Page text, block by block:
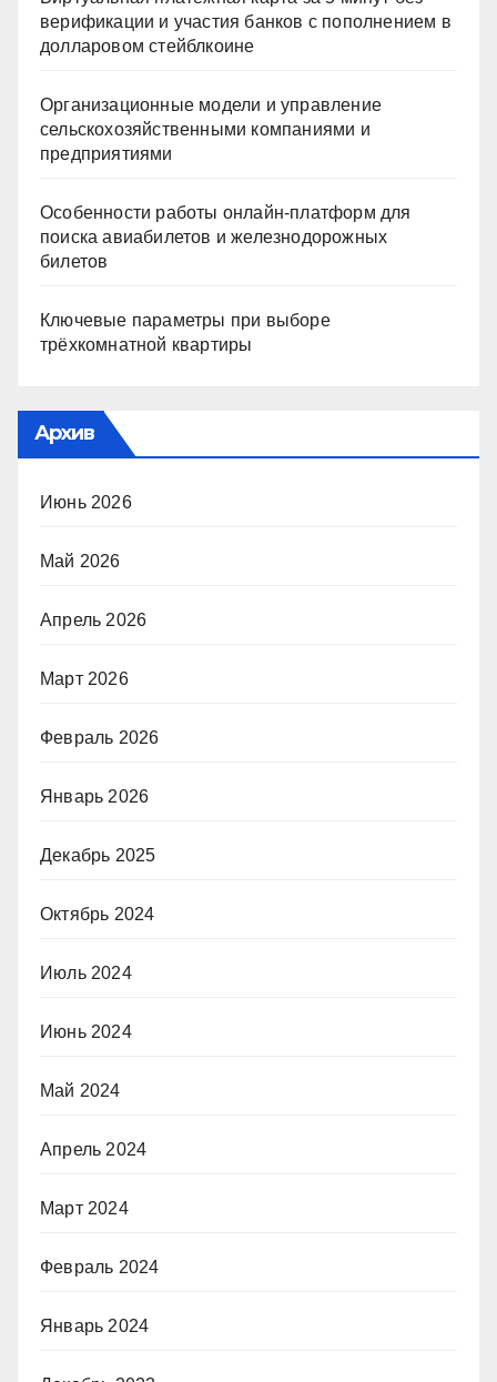
верификации и участия банков с пополнением в
долларовом стейблкоине
Организационные модели и управление
сельскохозяйственными компаниями и
предприятиями
Особенности работы онлайн-платформ для
поиска авиабилетов и железнодорожных
билетов
Ключевые параметры при выборе
трёхкомнатной квартиры
Архив
Июнь 2026
Май 2026
Апрель 2026
Март 2026
Февраль 2026
Январь 2026
Декабрь 2025
Октябрь 2024
Июль 2024
Июнь 2024
Май 2024
Апрель 2024
Март 2024
Февраль 2024
Январь 2024